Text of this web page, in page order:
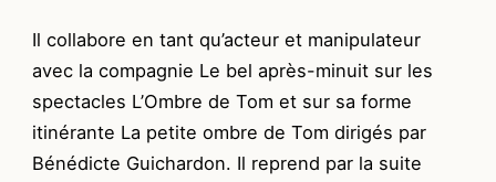
Il collabore en tant qu’acteur et manipulateur
avec la compagnie Le bel après-minuit sur les
spectacles L’Ombre de Tom et sur sa forme
itinérante La petite ombre de Tom dirigés par
Bénédicte Guichardon. Il reprend par la suite